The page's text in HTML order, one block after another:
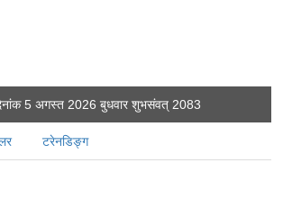
5 अगस्त 2026 बुधवार शुभसंवत् 2083
टरेनडिङ्ग